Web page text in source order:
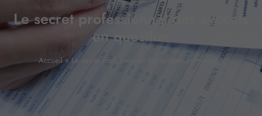
Le secret professionnel des avocats
en question
Accueil »Le secret professionnel des avocats en question